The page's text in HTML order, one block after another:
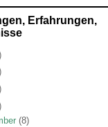
Erfahrungen,
(8)